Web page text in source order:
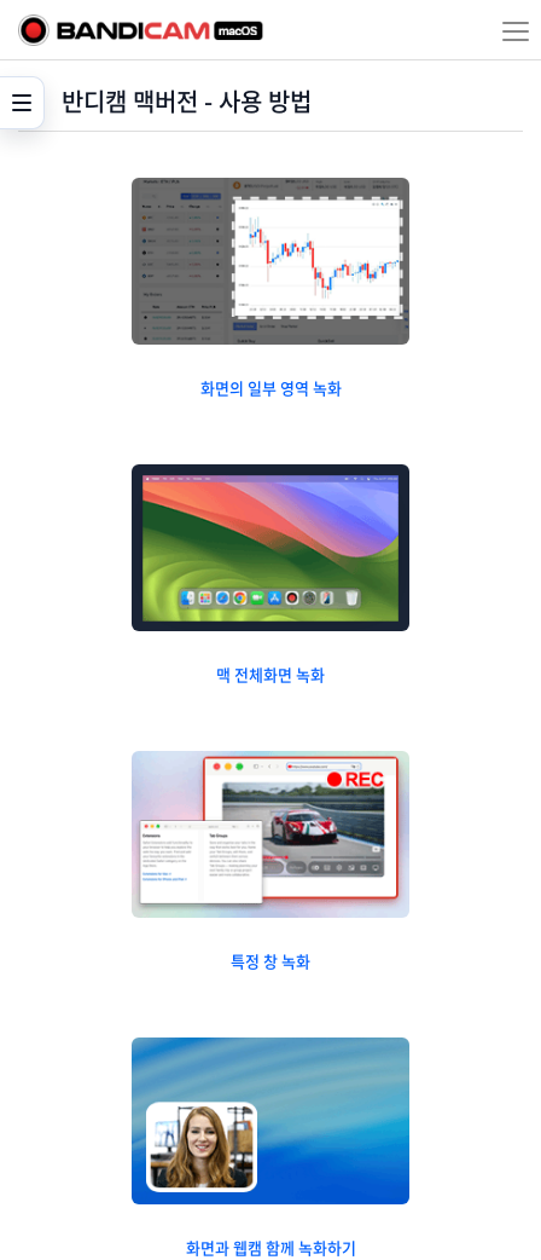
반디캠 맥버전 - 사용 방법
화면의 일부 영역 녹화
맥 전체화면 녹화
특정 창 녹화
화면과 웹캠 함께 녹화하기